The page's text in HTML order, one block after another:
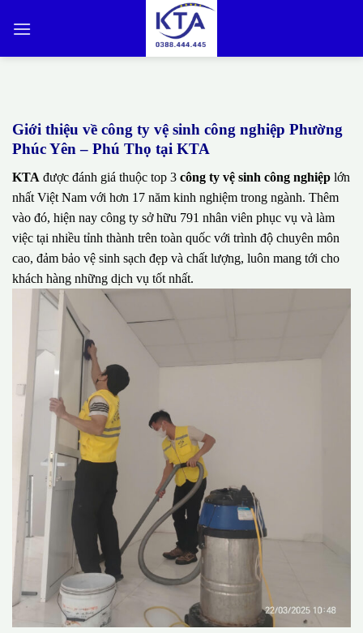
qua
Giới thiệu về công ty vệ sinh công nghiệp Phường
Phúc Yên – Phú Thọ tại KTA
KTA được đánh giá thuộc top 3 công ty vệ sinh công nghiệp lớn
nhất Việt Nam với hơn 17 năm kinh nghiệm trong ngành. Thêm
vào đó, hiện nay công ty sở hữu 791 nhân viên phục vụ và làm
việc tại nhiều tỉnh thành trên toàn quốc với trình độ chuyên môn
cao, đảm bảo vệ sinh sạch đẹp và chất lượng, luôn mang tới cho
khách hàng những dịch vụ tốt nhất.